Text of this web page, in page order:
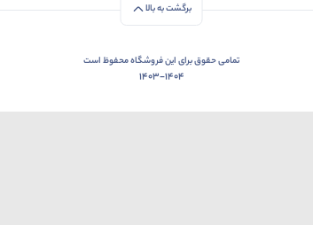
برگشت به بالا
تمامی حقوق برای این فروشگاه محفوظ است
1403-1404